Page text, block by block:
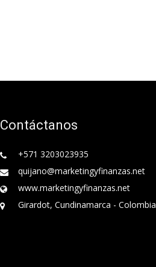
Contáctanos
+571 3203023935
quijano@marketingyfinanzas.net
www.marketingyfinanzas.net
Girardot, Cundinamarca - Colombia